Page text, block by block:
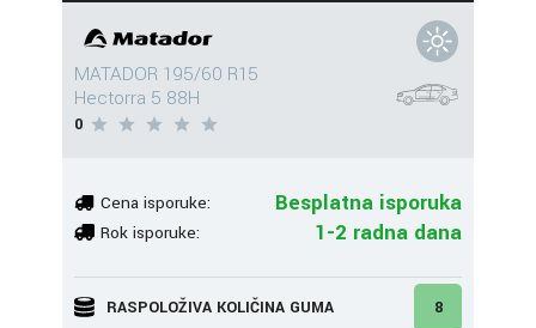
MATADOR 195/60 R15
Hectorra 5 88H
0
Cena isporuke: Besplatna isporuka
Rok isporuke: 1-2 radna dana
RASPOLOŽIVA KOLIČINA GUMA 8